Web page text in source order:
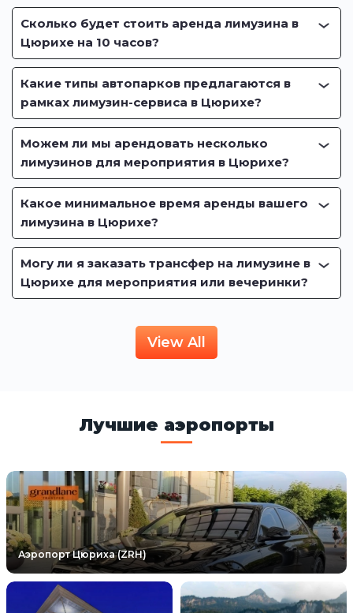
Сколько будет стоить аренда лимузина в
Цюрихе на 10 часов?
Какие типы автопарков предлагаются в
рамках лимузин-сервиса в Цюрихе?
Можем ли мы арендовать несколько
лимузинов для мероприятия в Цюрихе?
Какое минимальное время аренды вашего
лимузина в Цюрихе?
Могу ли я заказать трансфер на лимузине в
Цюрихе для мероприятия или вечеринки?
View All
Лучшие аэропорты
Аэропорт Цюриха (ZRH)